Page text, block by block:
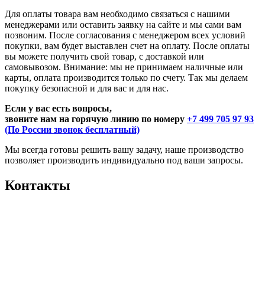
Для оплаты товара вам необходимо связаться с нашими
менеджерами или оставить заявку на сайте и мы сами вам
позвоним. После согласования с менеджером всех условий
покупки, вам будет выставлен счет на оплату. После оплаты
вы можете получить свой товар, с доставкой или
самовывозом. Внимание: мы не принимаем наличные или
карты, оплата производится только по счету. Так мы делаем
покупку безопасной и для вас и для нас.
Если у вас есть вопросы,
звоните нам на горячую линию по номеру +7 499 705 97 93
(По России звонок бесплатный)
Мы всегда готовы решить вашу задачу, наше производство
позволяет производить индивидуально под ваши запросы.
Контакты